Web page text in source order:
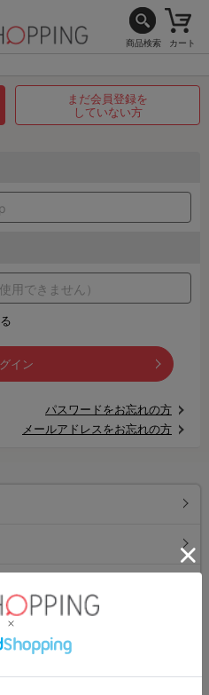
商品検索 カート
まだ会員登録を
していない方
イン
パスワードをお忘れの方
メールアドレスをお忘れの方